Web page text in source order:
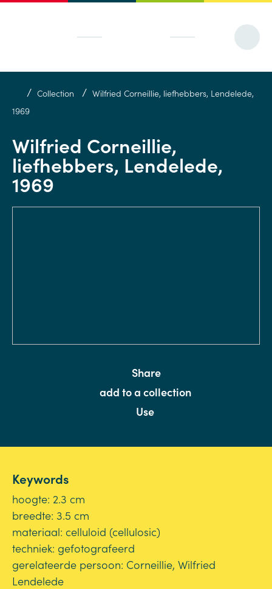
/ Collection / Wilfried Corneillie, liefhebbers, Lendelede,
1969
Wilfried Corneillie,
liefhebbers, Lendelede,
1969
Share
add to a collection
Use
Keywords
hoogte: 2.3 cm
breedte: 3.5 cm
materiaal: celluloid (cellulosic)
techniek: gefotografeerd
gerelateerde persoon: Corneillie, Wilfried
Lendelede